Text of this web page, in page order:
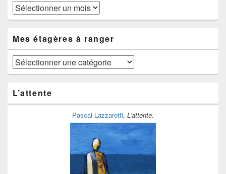
Au
fil
temps
Mes étagères à ranger
Mes
étagères
ranger
L’attente
Pascal Lazzarotti, L'attente.